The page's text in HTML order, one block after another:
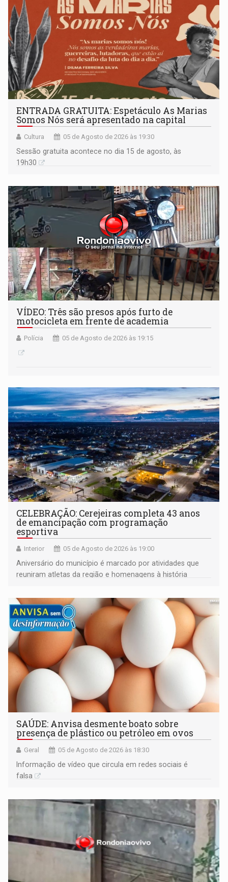
ENTRADA GRATUITA: Espetáculo As Marias
Somos Nós será apresentado na capital
Cultura 05 de Agosto de 2026 às 19:30
Sessão gratuita acontece no dia 15 de agosto, às
19h30
VÍDEO: Três são presos após furto de
motocicleta em frente de academia
Polícia 05 de Agosto de 2026 às 19:15
CELEBRAÇÃO: Cerejeiras completa 43 anos
de emancipação com programação
esportiva
Interior 05 de Agosto de 2026 às 19:00
Aniversário do município é marcado por atividades que
reuniram atletas da região e homenagens à história
SAÚDE: Anvisa desmente boato sobre
presença de plástico ou petróleo em ovos
Geral 05 de Agosto de 2026 às 18:30
Informação de vídeo que circula em redes sociais é
falsa